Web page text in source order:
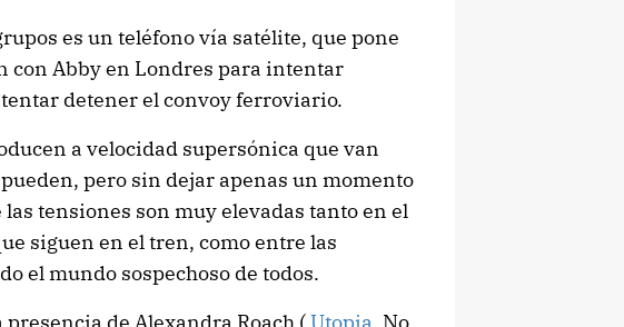
es un teléfono vía satélite, que pone
con Abby en Londres para intentar
detener el convoy ferroviario.
a velocidad supersónica que van
pero sin dejar apenas un momento
tensiones son muy elevadas tanto en el
siguen en el tren, como entre las
el mundo sospechoso de todos.